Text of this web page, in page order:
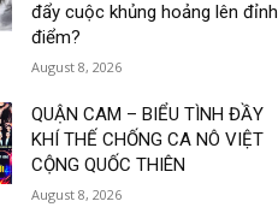
đẩy cuộc khủng hoảng lên đỉnh
điểm?
August 8, 2026
QUẬN CAM – BIỂU TÌNH ĐẦY
KHÍ THẾ CHỐNG CA NÔ VIỆT
CỘNG QUỐC THIÊN
August 8, 2026